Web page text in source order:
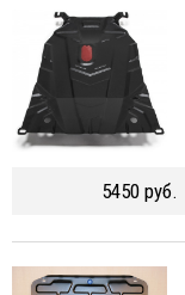
5450 руб.